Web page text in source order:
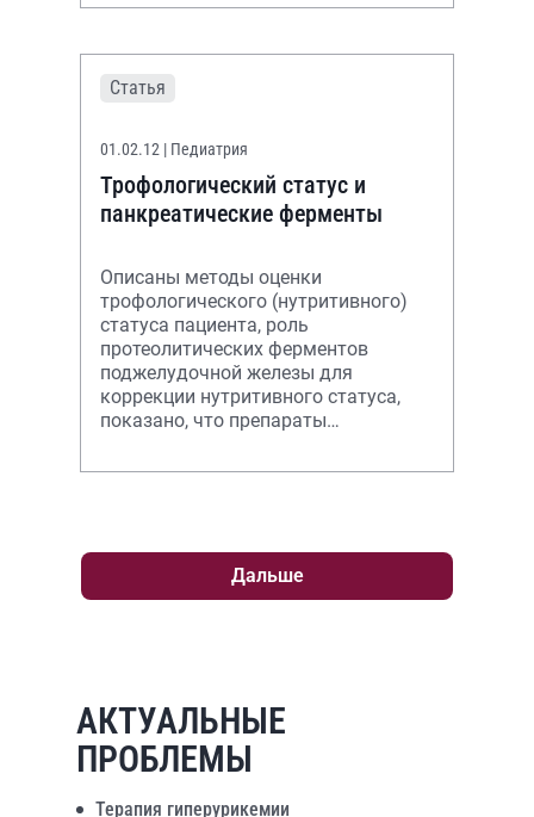
Статья
01.02.12 | Педиатрия
Трофологический статус и
панкреатические ферменты
Описаны методы оценки
трофологического (нутритивного)
статуса пациента, роль
протеолитических ферментов
поджелудочной железы для
коррекции нутритивного статуса,
показано, что препараты
использоваться в комплексных
Дальше
АКТУАЛЬНЫЕ
ПРОБЛЕМЫ
Терапия гиперурикемии